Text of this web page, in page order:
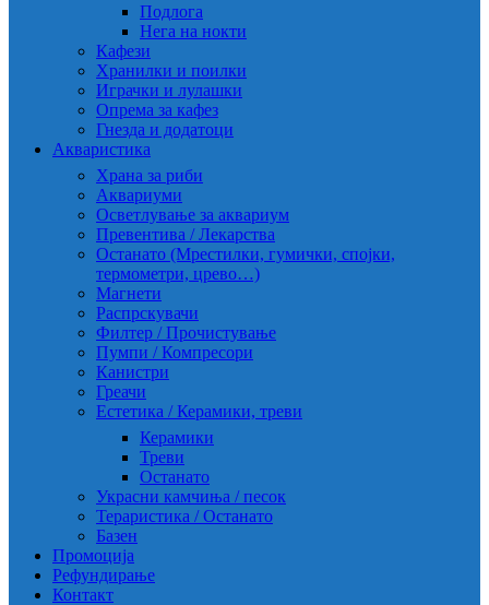
Подлога
Нега на нокти
Кафези
Хранилки и поилки
Играчки и лулашки
Опрема за кафез
Гнезда и додатоци
Акваристика
Храна за риби
Аквариуми
Осветлување за аквариум
Превентива / Лекарства
Останато (Мрестилки, гумички, спојки,
термометри, црево…)
Магнети
Распрскувачи
Филтер / Прочистување
Пумпи / Компресори
Канистри
Греачи
Естетика / Керамики, треви
Керамики
Треви
Останато
Украсни камчиња / песок
Тераристика / Останато
Базен
Промоција
Рефундирање
Контакт